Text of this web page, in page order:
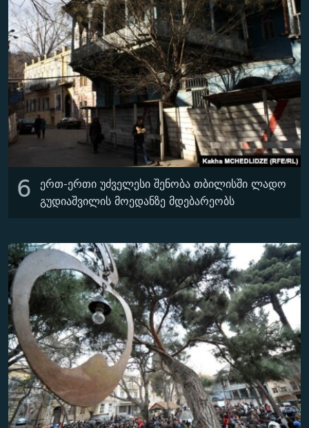
6 ერთ-ერთი უძველესი შენობა თბილისში ლადო
გუდიაშვილის მოედანზე მდებარეობს